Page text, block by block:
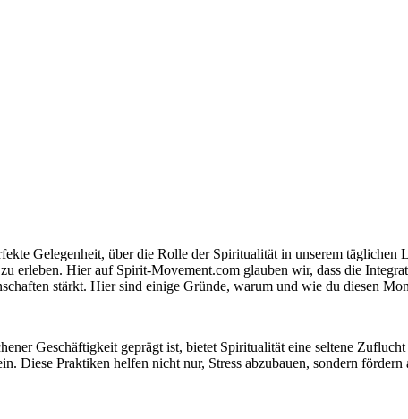
Gelegenheit, über die Rolle der Spiritualität in unserem
erleben. Hier auf Spirit-Movement.com glauben wir, dass die
stärkt. Hier sind einige Gründe, warum und wie du diesen
Geschäftigkeit geprägt ist, bietet Spiritualität eine seltene
Diese Praktiken helfen nicht nur, Stress abzubauen, sondern